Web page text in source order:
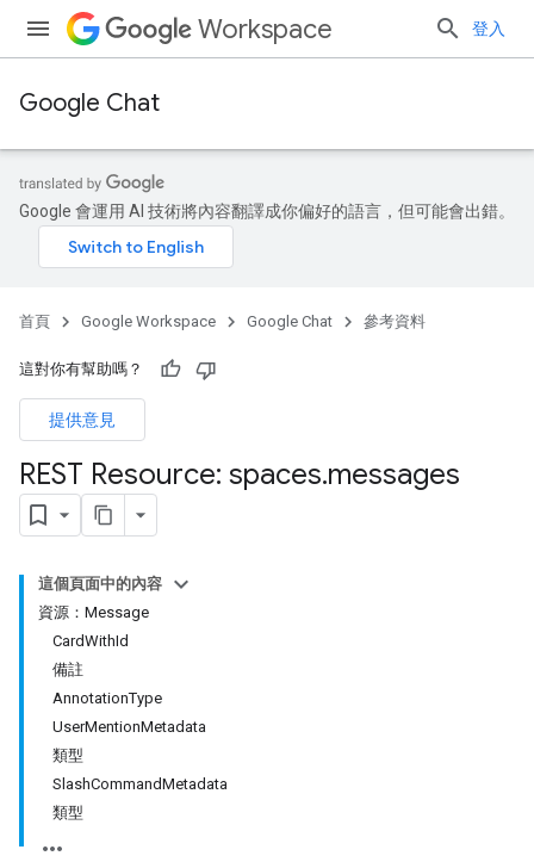
Workspace 登入
Google Chat
Google 會運用 AI 技術將內容翻譯成你偏好的語言，但可能會出錯。
首頁 Google Workspace Google Chat 參考資料
這對你有幫助嗎？
提供意見
REST Resource: spaces.messages
這個頁面中的內容
資源：Message
CardWithId
備註
AnnotationType
UserMentionMetadata
類型
SlashCommandMetadata
類型